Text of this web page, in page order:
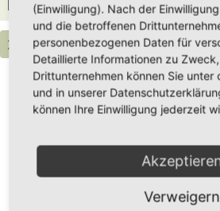
Portal Foren-Übersicht
Copyright - Hortus-Netzwerk.de
Impressum
Datenschutz Datenschutz Social
(Einwilligung). Nach der
und die betroffenen
personenbezogenen Daten für
Detaillierte Informationen zu
Drittunternehmen können Sie unter
und in unserer
können Ihre Einwilligung jederzeit
Verweigern